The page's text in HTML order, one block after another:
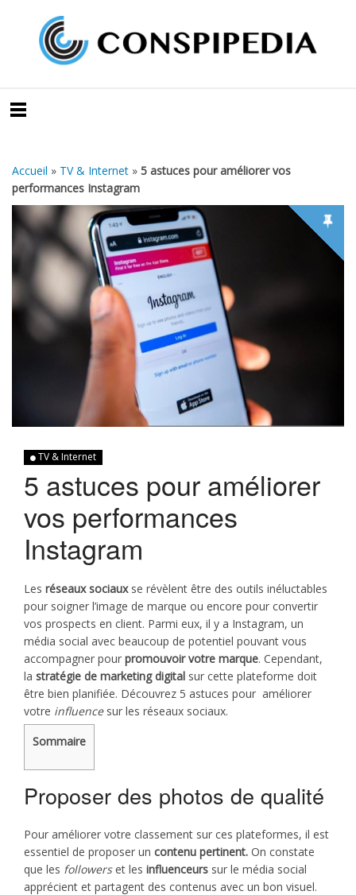
Accueil » TV & Internet » 5 astuces pour améliorer vos
performances Instagram
TV & Internet
5 astuces pour améliorer
vos performances
Instagram
Les réseaux sociauxse révèlent être des outils inéluctables
pour soigner l’image de marque ou encore pour convertir
vos prospects en client. Parmi eux, il y a Instagram, un
média social avec beaucoup de potentiel pouvant vous
accompagner pour promouvoir votre marque. Cependant,
la stratégie de marketing digital sur cette plateforme doit
être bien planifiée. Découvrez 5 astuces pour améliorer
votre influencesur les réseaux sociaux.
Sommaire
Proposer des photos de qualité
Pour améliorer votre classement sur ces plateformes, il est
essentiel de proposer un contenu pertinent. On constate
que les followerset les influenceurs sur le média social
apprécient et partagent des contenus avec un bon visuel.